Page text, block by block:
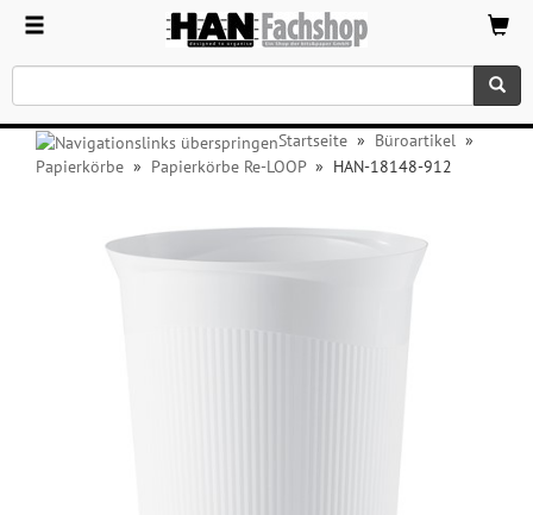
Startseite » Büroartikel »
Papierkörbe » Papierkörbe Re-LOOP» HAN-18148-912